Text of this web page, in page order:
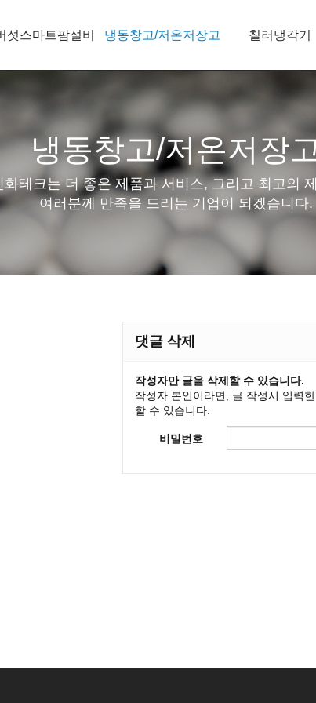
섯스마트팜설비 냉동창고/저온저장고 칠러냉각기
냉동창고/저온저장
화테크는 더 좋은 제품과 서비스, 그리고 최고의
여러분께 만족을 드리는 기업이 되겠습니다.
댓글 삭제
작성자만 글을 삭제할 수 있습니다.
작성자 본인이라면, 글 작성시 입력
할 수 있습니다.
비밀번호